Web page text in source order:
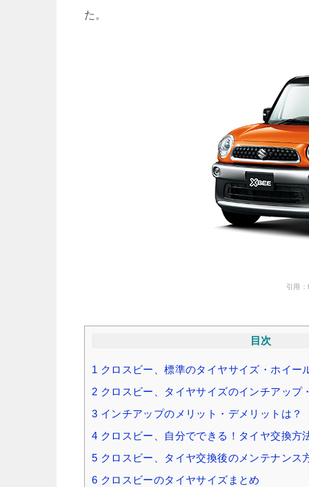
た。
引用
目次
1 クロスビー、標準のタイヤサイズ・ホイー
2 クロスビー、タイヤサイズのインチアップ
3 インチアップのメリット・デメリットは？
4 クロスビー、自分でできる！タイヤ交換方
5 クロスビー、タイヤ交換後のメンテナンス
6 クロスビーのタイヤサイズまとめ